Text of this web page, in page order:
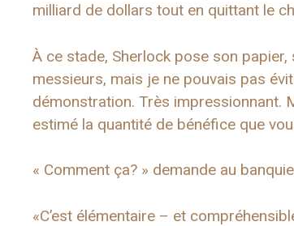
milliard de dollars tout en quittant le
À ce stade, Sherlock pose son
messieurs, mais je ne pouvais pas
démonstration. Très impressionnant.
estimé la quantité de bénéfice que
« Comment ça? » demande au
«C’est élémentaire – et